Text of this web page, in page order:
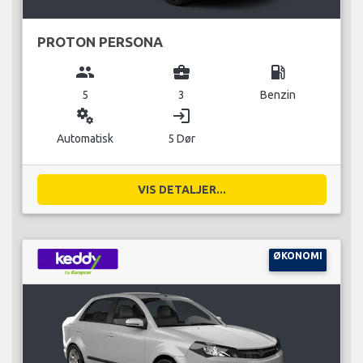
PROTON PERSONA
group
5
business_center
3
local_gas_station
Benzin
miscellaneous_services
Automatisk
login
5 Dør
VIS DETALJER...
ØKONOMI